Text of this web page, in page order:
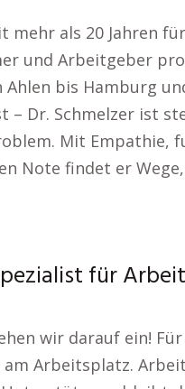
mehr als 20 Jahren
und Arbeitgeber
bis Hamburg
– Dr. Schmelzer ist
Mit Empathie,
Note findet er
für
wir darauf ein!
Arbeitsplatz.